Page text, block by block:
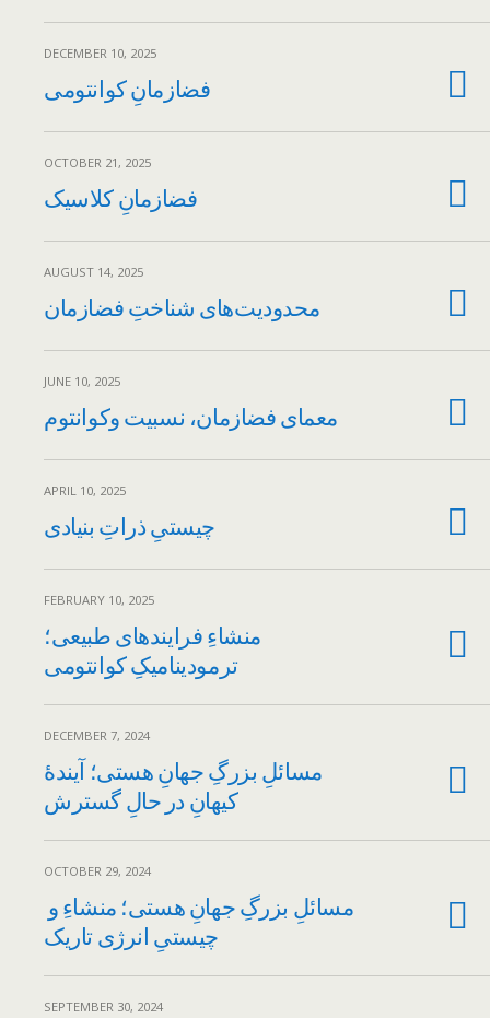
DECEMBER 10, 2025
فضازمانِ کوانتومی
OCTOBER 21, 2025
فضازمانِ کلاسیک
AUGUST 14, 2025
محدودیت‌های شناختِ فضازمان
JUNE 10, 2025
معمای فضازمان، نسبیت وکوانتوم
APRIL 10, 2025
چیستیِ ذراتِ بنیادی
FEBRUARY 10, 2025
منشاءِ فرایند‌های طبیعی؛
ترمودینامیکِ کوانتومی
DECEMBER 7, 2024
مسائلِ بزرگِ جهانِ هستی؛ آیندهٔ
کیهانِ در حالِ گسترش
OCTOBER 29, 2024
چیستیِ انرژی تاریک
SEPTEMBER 30, 2024